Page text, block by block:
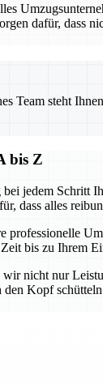
dafür,
Team steht
bis Z
jedem
dass alles
bis zu Ihrem
nicht nur
Kopf